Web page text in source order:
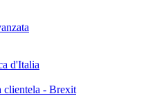
d'Italia
clientela - Brexit